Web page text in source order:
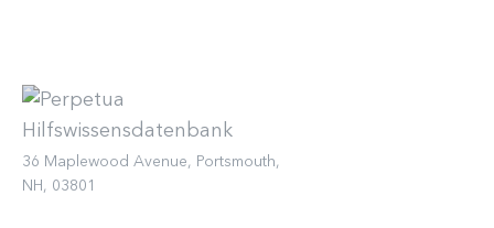
36 Maplewood Avenue, Portsmouth,
NH, 03801